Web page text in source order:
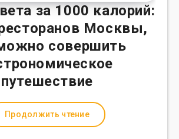
за 1000 калорий:
Москвы,
совершить
путешествие
Продолжить чтение